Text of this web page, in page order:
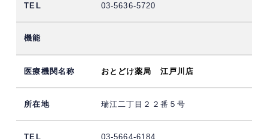
03-5636-5720
おとどけ薬局 江戸川店
瑞江二丁目２２番５号
03-5664-6184